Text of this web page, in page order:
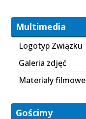
Multimedia
Logotyp Związku
Galeria zdjęć
Materiały filmowe
Gościmy